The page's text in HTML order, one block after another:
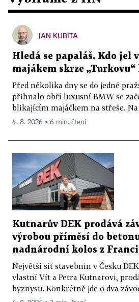
JAN KUBITA
Hledá se papaláš. Kdo jel
majákem skrze
Před několika dny se do jedné
přihnalo obří luxusní BMW se
blikajícím majáčkem na střeše. Na
4. 8. 2026 ▪ 6 min. čtení
Kutnarův DEK prodává
výrobou příměsí do
nadnárodní kolos z
Největší síť stavebnin v Česku
vlastní Vít a Petra Kutnarovi,
byznysu. Konkrétně jde o dva